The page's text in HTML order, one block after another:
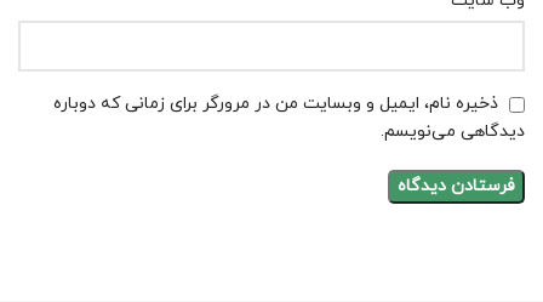
ذخیره نام، ایمیل و وبسایت من در مرورگر برای زمانی که دوباره
دیدگاهی می‌نویسم.